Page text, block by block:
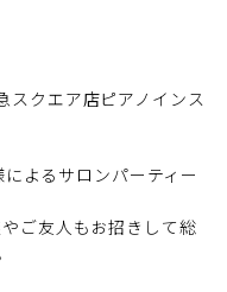
スクエア店ピアノインス
よるサロンパーティー
ご友人もお招きして総